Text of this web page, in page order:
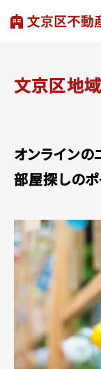
文京区地
オンライン
部屋探しのポ